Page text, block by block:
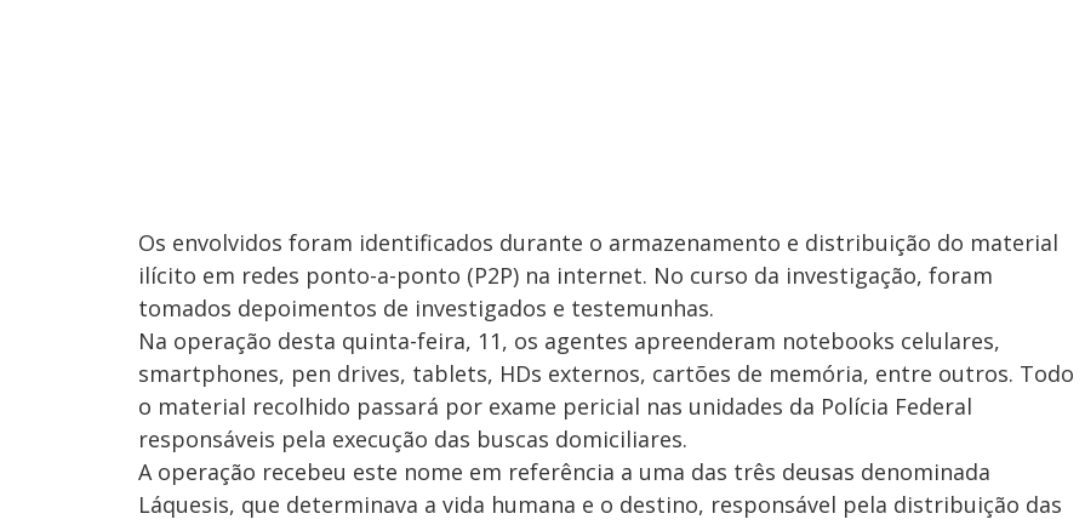
Os envolvidos foram identificados durante o armazenamento e distribuição do material
ilícito em redes ponto-a-ponto (P2P) na internet. No curso da investigação, foram
tomados depoimentos de investigados e testemunhas.
Na operação desta quinta-feira, 11, os agentes apreenderam notebooks celulares,
smartphones, pen drives, tablets, HDs externos, cartões de memória, entre outros. Todo
o material recolhido passará por exame pericial nas unidades da Polícia Federal
responsáveis pela execução das buscas domiciliares.
A operação recebeu este nome em referência a uma das três deusas denominada
Láquesis, que determinava a vida humana e o destino, responsável pela distribuição das